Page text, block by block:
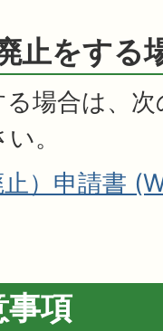
止をする
場合は、
。
）申請書
事項